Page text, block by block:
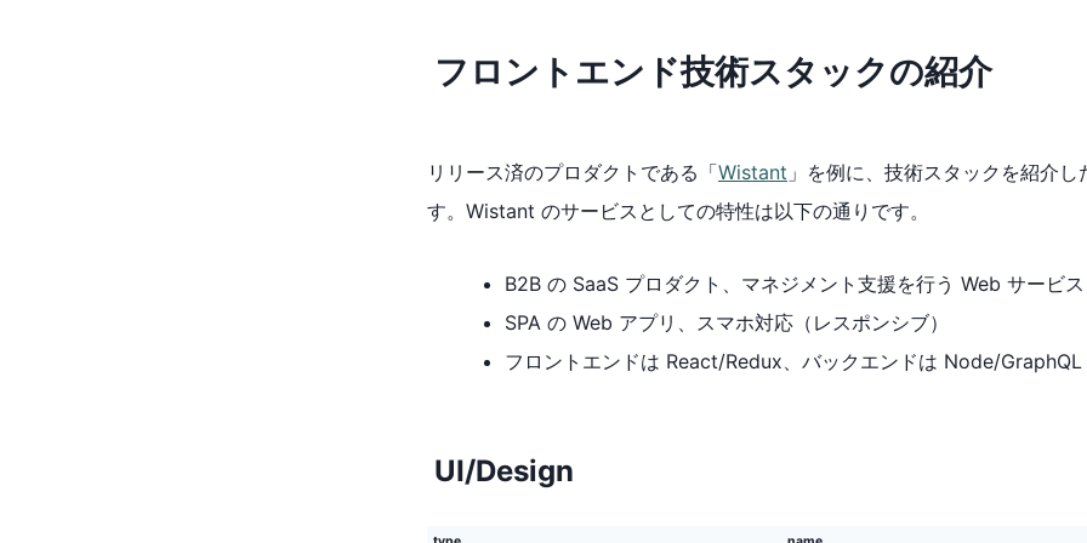
フロントエンド技術スタックの紹介
リリース済のプロダクトである「Wistant 」を例に、技術スタックを紹介し
す。Wistant のサービスとしての特性は以下の通りです。
B2B の SaaS プロダクト、マネジメント支援を行う Web サービス
SPA の Web アプリ、スマホ対応（レスポンシブ）
フロントエンドは React/Redux、バックエンドは Node/GraphQL
UI/Design